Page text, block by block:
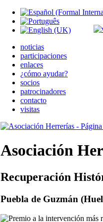
noticias
participaciones
enlaces
¿cómo ayudar?
socios
patrocinadores
contacto
visitas
Asociación
Recuperación
Puebla de Guzmán